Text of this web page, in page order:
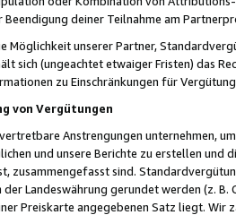
deiner Teilnahme am
Möglichkeit unserer Partner,
sich (ungeachtet etwaiger Fristen) das
zu Einschränkungen für
von Vergütungen
Anstrengungen unternehmen,
und unsere Berichte zu erstellen und
zusammengefasst sind.
der Landeswährung gerundet werden (z.
Preiskarte angegebenen Satz liegt.